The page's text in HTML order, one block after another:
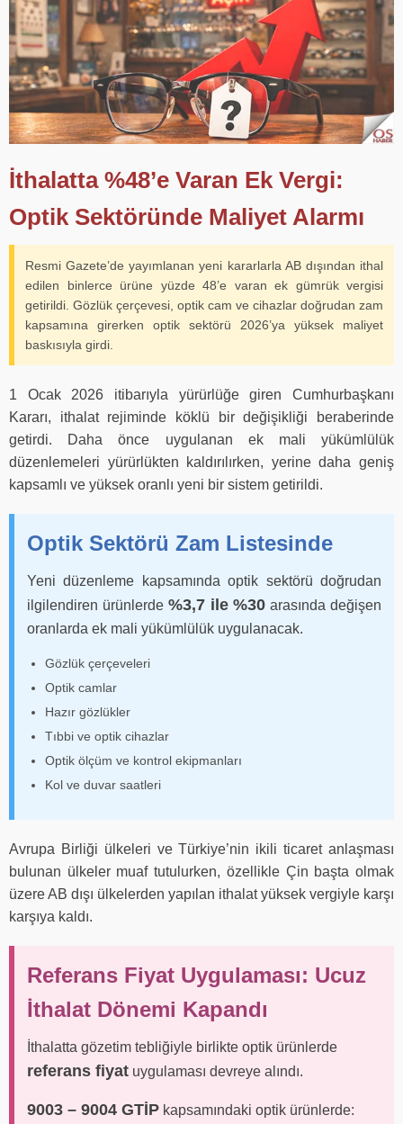
İthalatta %48’e Varan Ek Vergi:
Optik Sektöründe Maliyet Alarmı
Resmi Gazete’de yayımlanan yeni kararlarla AB dışından ithal
edilen binlerce ürüne yüzde 48’e varan ek gümrük vergisi
getirildi. Gözlük çerçevesi, optik cam ve cihazlar doğrudan zam
kapsamına girerken optik sektörü 2026’ya yüksek maliyet
baskısıyla girdi.
1 Ocak 2026 itibarıyla yürürlüğe giren Cumhurbaşkanı
Kararı, ithalat rejiminde köklü bir değişikliği beraberinde
getirdi. Daha önce uygulanan ek mali yükümlülük
düzenlemeleri yürürlükten kaldırılırken, yerine daha geniş
kapsamlı ve yüksek oranlı yeni bir sistem getirildi.
Optik Sektörü Zam Listesinde
Yeni düzenleme kapsamında optik sektörü doğrudan
ilgilendiren ürünlerde %3,7 ile %30 arasında değişen
oranlarda ek mali yükümlülük uygulanacak.
Gözlük çerçeveleri
Optik camlar
Hazır gözlükler
Tıbbi ve optik cihazlar
Optik ölçüm ve kontrol ekipmanları
Kol ve duvar saatleri
Avrupa Birliği ülkeleri ve Türkiye’nin ikili ticaret anlaşması
bulunan ülkeler muaf tutulurken, özellikle Çin başta olmak
üzere AB dışı ülkelerden yapılan ithalat yüksek vergiyle karşı
karşıya kaldı.
Referans Fiyat Uygulaması: Ucuz
İthalat Dönemi Kapandı
İthalatta gözetim tebliğiyle birlikte optik ürünlerde
referans fiyat uygulaması devreye alındı.
9003 – 9004 GTİP kapsamındaki optik ürünlerde: